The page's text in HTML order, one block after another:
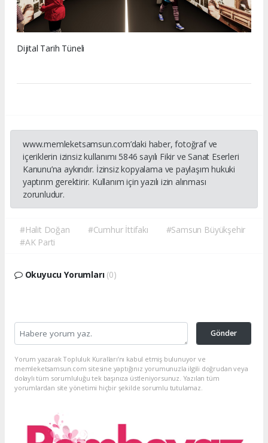
Dijital Tarih Tüneli
www.memleketsamsun.com’daki haber, fotoğraf ve
içeriklerin izinsiz kullanımı 5846 sayılı Fikir ve Sanat Eserleri
Kanunu’na aykırıdır. İzinsiz kopyalama ve paylaşım hukuki
yaptırım gerektirir. Kullanım için yazılı izin alınması
zorunludur.
#Halit Doğan #Cumhur İttifakı
#Samsun Büyükşehir
#AK Parti
Okuyucu Yorumları (0)
Gönder
Yorum yazarak Topluluk Kuralları’nı kabul etmiş bulunuyor ve
memleketsamsun.com sitesine yaptığınız yorumunuzla ilgili doğrudan veya
dolaylı tüm sorumluluğu tek başınıza üstleniyorsunuz. Yazılan tüm
yorumlardan site yönetimi hiçbir şekilde sorumlu tutulamaz.